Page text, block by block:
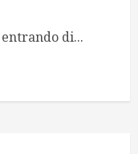
di...